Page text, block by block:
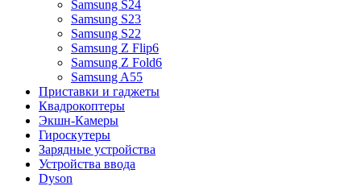
Samsung S24
Samsung S23
Samsung S22
Samsung Z Flip6
Samsung Z Fold6
Samsung A55
Приставки и гаджеты
Квадрокоптеры
Экшн-Камеры
Гироскутеры
Зарядные устройства
Устройства ввода
Dyson